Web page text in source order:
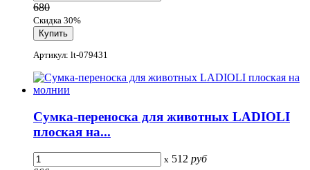
680
Скидка 30%
Артикул: lt-079431
Сумка-переноска для животных LADIOLI
плоская на...
x 512 руб